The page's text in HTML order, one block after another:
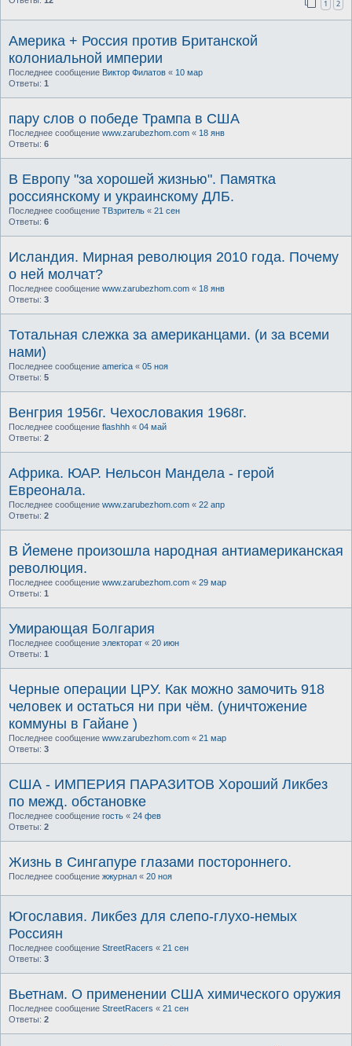
1 2
Америка + Россия против Британской
колониальной империи
Последнее сообщение Виктор Филатов « 10 мар
Ответы: 1
пару слов о победе Трампа в США
Последнее сообщение www.zarubezhom.com « 18 янв
Ответы: 6
В Европу "за хорошей жизнью". Памятка
россиянскому и украинскому ДЛБ.
Последнее сообщение ТВзритель « 21 сен
Ответы: 6
Исландия. Мирная революция 2010 года. Почему
о ней молчат?
Последнее сообщение www.zarubezhom.com « 18 янв
Ответы: 3
Тотальная слежка за американцами. (и за всеми
нами)
Последнее сообщение america « 05 ноя
Ответы: 5
Венгрия 1956г. Чехословакия 1968г.
Последнее сообщение flashhh « 04 май
Ответы: 2
Африка. ЮАР. Нельсон Мандела - герой
Евреонала.
Последнее сообщение www.zarubezhom.com « 22 апр
Ответы: 2
В Йемене произошла народная антиамериканская
революция.
Последнее сообщение www.zarubezhom.com « 29 мар
Ответы: 1
Умирающая Болгария
Последнее сообщение электорат « 20 июн
Ответы: 1
Черные операции ЦРУ. Как можно замочить 918
человек и остаться ни при чём. (уничтожение
коммуны в Гайане )
Последнее сообщение www.zarubezhom.com « 21 мар
Ответы: 3
США - ИМПЕРИЯ ПАРАЗИТОВ Хороший Ликбез
по межд. обстановке
Последнее сообщение гость « 24 фев
Ответы: 2
Жизнь в Сингапуре глазами постороннего.
Последнее сообщение жжурнал « 20 ноя
Югославия. Ликбез для слепо-глухо-немых
Россиян
Последнее сообщение StreetRacers « 21 сен
Ответы: 3
Вьетнам. О применении США химического оружия
Последнее сообщение StreetRacers « 21 сен
Ответы: 2